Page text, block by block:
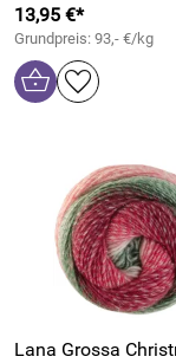
13,95 €*
Grundpreis: 93,- €/kg
Lana Grossa